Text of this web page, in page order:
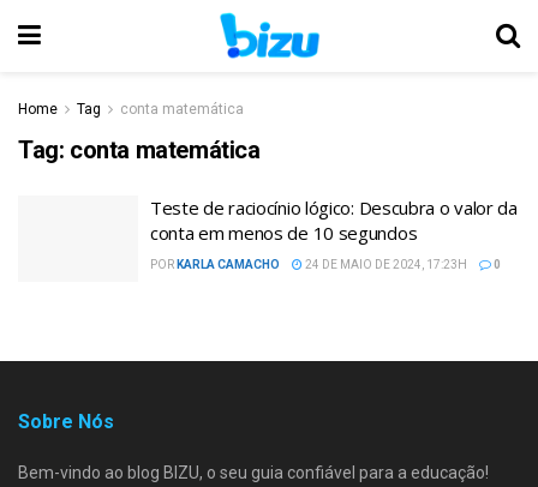
Home Tag conta matemática
Tag: conta matemática
Teste de raciocínio lógico: Descubra o valor da
conta em menos de 10 segundos
POR KARLA CAMACHO 24 DE MAIO DE 2024, 17:23H 0
Sobre Nós
Bem-vindo ao blog BIZU, o seu guia confiável para a educação!